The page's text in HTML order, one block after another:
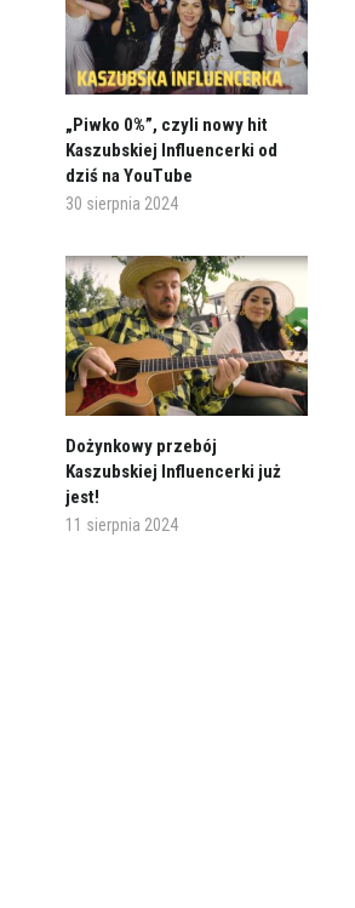
„Piwko 0%”, czyli nowy hit
Kaszubskiej Influencerki od
dziś na YouTube
30 sierpnia 2024
Dożynkowy przebój
Kaszubskiej Influencerki już
jest!
11 sierpnia 2024